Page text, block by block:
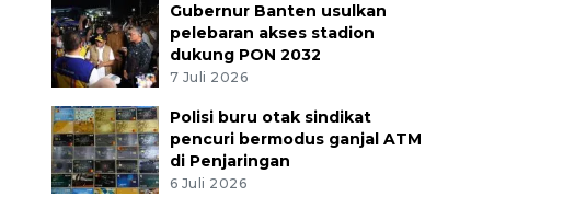
Gubernur Banten usulkan
pelebaran akses stadion
dukung PON 2032
7 Juli 2026
Polisi buru otak sindikat
pencuri bermodus ganjal ATM
di Penjaringan
6 Juli 2026